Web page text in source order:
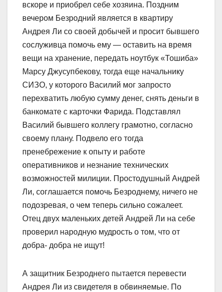
вскоре и приобрел себе хозяина. Поздним
вечером Безродний является в квартиру
Андрея Ли со своей добычей и просит бывшего
сослуживца помочь ему — оставить на время
вещи на хранение, передать ноутбук «Тошиба»
Марсу Джусупбекову, тогда еще начальнику
СИЗО, у которого Василий мог запросто
перехватить любую сумму денег, снять деньги в
банкомате с карточки Фарида. Подставлял
Василий бывшего коллегу грамотно, согласно
своему плану. Подвело его тогда
пренебрежение к опыту и работе
оперативников и незнание технических
возможностей милиции. Простодушный Андрей
Ли, соглашается помочь Безроднему, ничего не
подозревая, о чем теперь сильно сожалеет.
Отец двух маленьких детей Андрей Ли на себе
проверил народную мудрость о том, что от
добра- добра не ищут!
А защитник Безроднего пытается перевести
Андрея Ли из свидетеля в обвиняемые. По